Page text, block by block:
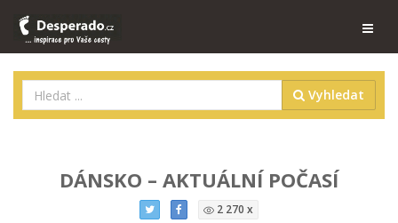
Vyhledat
DÁNSKO – AKTUÁLNÍ POČASÍ
2 270 x